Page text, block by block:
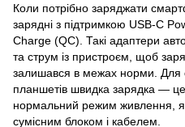
Коли потрібно заряджати
зарядні з підтримкою USB‑C
Charge (QC). Такі адаптери
та струм із пристроєм, щоб
залишався в межах норми. Для
планшетів швидка зарядка —
нормальний режим живлення,
сумісним блоком і кабелем.